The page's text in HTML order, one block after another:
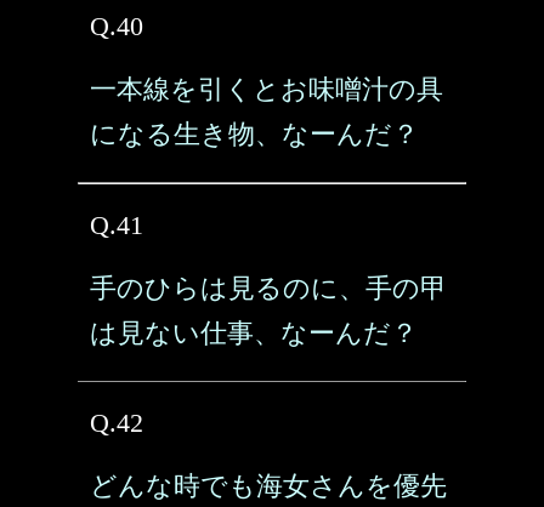
Q.40
一本線を引くとお味噌汁の具
になる生き物、なーんだ？
Q.41
手のひらは見るのに、手の甲
は見ない仕事、なーんだ？
Q.42
どんな時でも海女さんを優先